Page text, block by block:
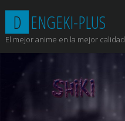
contenido
D ENGEKI-PLUS
El mejor anime en la mejor calidad